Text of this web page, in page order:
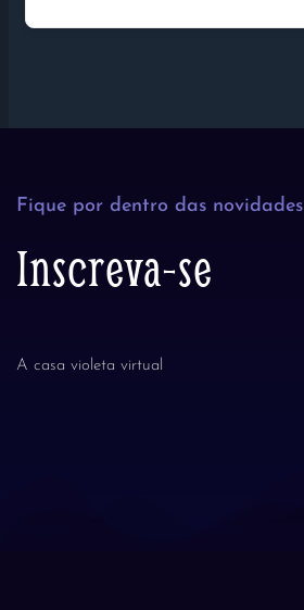
Fique por dentro das novidades
Inscreva-se
A casa violeta virtual